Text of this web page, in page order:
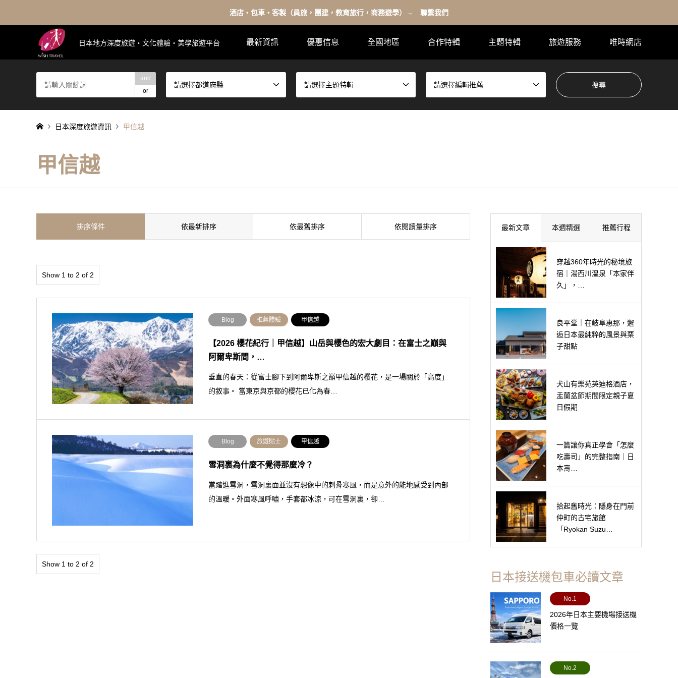
酒店・包車・客製（員旅，團建，教育旅行，商務遊學）→ 聯繫我們
日本地方深度旅遊・文化體驗・美學旅遊平台 最新資訊 優惠信息 全國地區 合作特輯 主題特輯 旅遊服務 唯時網店
and
or
請選擇都道府縣 請選擇主題特輯 請選擇編輯推薦
日本深度旅遊資訊 甲信越
甲信越
排序條件 依最新排序 依最舊排序 依閱讀量排序
Show 1 to 2 of 2
Blog 推薦體驗 甲信越
【2026 櫻花紀行｜甲信越】山岳與櫻色的宏大劇目：在富士之巔與
阿爾卑斯間，…
垂直的春天：從富士腳下到阿爾卑斯之巔甲信越的櫻花，是一場關於「高度」
的敘事。 當東京與京都的櫻花已化為春…
Blog 旅遊貼士 甲信越
雪洞裏為什麼不覺得那麼冷？
當踏進雪洞，雪洞裏面並沒有想像中的刺骨寒風，而是意外的能地感受到內部
的溫暖。外面寒風呼嘯，手套都冰涼，可在雪洞裏，卻…
Show 1 to 2 of 2
最新文章 本週精選 推薦行程
穿越360年時光的秘境旅
宿｜湯西川溫泉「本家伴
久」，…
良平堂｜在岐阜惠那，邂
逅日本最純粹的風景與栗
子甜點
犬山有樂苑英迪格酒店，
盂蘭盆節期間限定親子夏
日假期
一篇讓你真正學會「怎麼
吃壽司」的完整指南｜日
本壽…
拾起舊時光：隱身在門前
仲町的古宅旅館
「Ryokan Suzu…
日本接送機包車必讀文章
No.1
2026年日本主要機場接送機
價格一覽
No.2